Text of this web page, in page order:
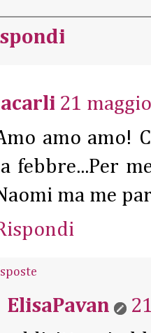
21
amo amo!
febbre...Per
ma me
ElisaPavan